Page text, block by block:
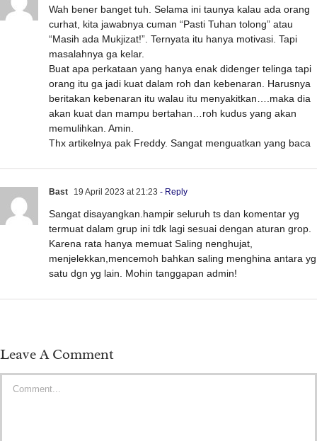
Wah bener banget tuh. Selama ini taunya kalau ada orang
curhat, kita jawabnya cuman “Pasti Tuhan tolong” atau
“Masih ada Mukjizat!”. Ternyata itu hanya motivasi. Tapi
masalahnya ga kelar.
Buat apa perkataan yang hanya enak didenger telinga tapi
orang itu ga jadi kuat dalam roh dan kebenaran. Harusnya
beritakan kebenaran itu walau itu menyakitkan….maka dia
akan kuat dan mampu bertahan…roh kudus yang akan
memulihkan. Amin.
Thx artikelnya pak Freddy. Sangat menguatkan yang baca
Bast 19 April 2023 at 21:23 - Reply
Sangat disayangkan.hampir seluruh ts dan komentar yg
termuat dalam grup ini tdk lagi sesuai dengan aturan grop.
Karena rata hanya memuat Saling nenghujat,
menjelekkan,mencemoh bahkan saling menghina antara yg
satu dgn yg lain. Mohin tanggapan admin!
Leave A Comment